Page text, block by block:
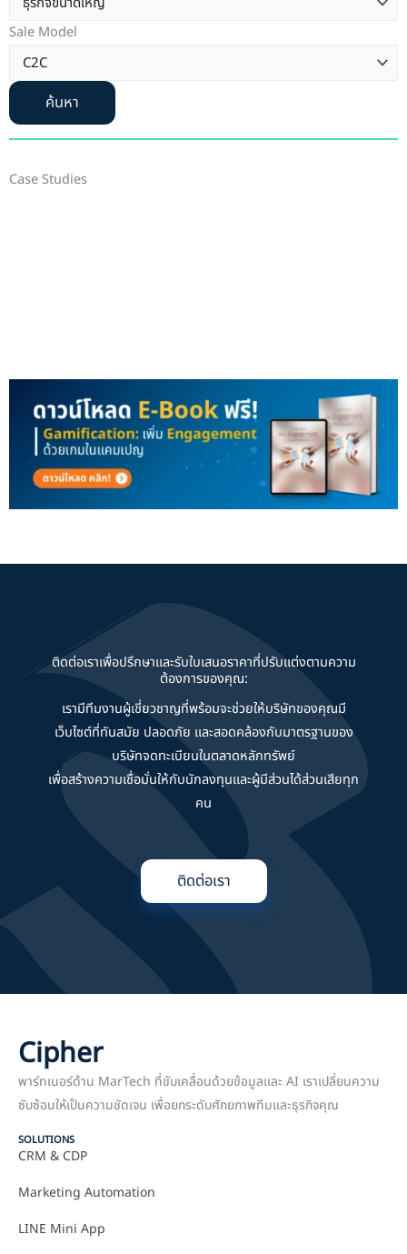
Sale Model
ค้นหา
Case Studies
ติดต่อเราเพื่อปรึกษาและรับใบเสนอราคาที่ปรับแต่งตามความ
ต้องการของคุณ:
เรามีทีมงานผู้เชี่ยวชาญที่พร้อมจะช่วยให้บริษัทของคุณมี
เว็บไซต์ที่ทันสมัย ปลอดภัย และสอดคล้องกับมาตรฐานของ
บริษัทจดทะเบียนในตลาดหลักทรัพย์
เพื่อสร้างความเชื่อมั่นให้กับนักลงทุนและผู้มีส่วนได้ส่วนเสียทุก
คน
ติดต่อเรา
Cipher
พาร์ทเนอร์ด้าน MarTech ที่ขับเคลื่อนด้วยข้อมูลและ AI เราเปลี่ยนความ
ซับซ้อนให้เป็นความชัดเจน เพื่อยกระดับศักยภาพทีมและธุรกิจคุณ
SOLUTIONS
CRM & CDP
Marketing Automation
LINE Mini App